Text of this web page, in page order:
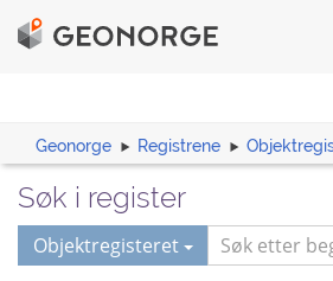
Geonorge Registrene
Søk i register
Objektregisteret